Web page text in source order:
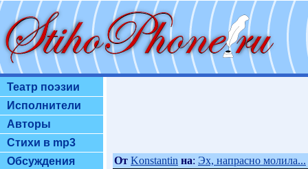
Театр поэзии
Исполнители
Авторы
Стихи в mp3
Обсуждения
От Konstantin на: Эх, напрасно молила...